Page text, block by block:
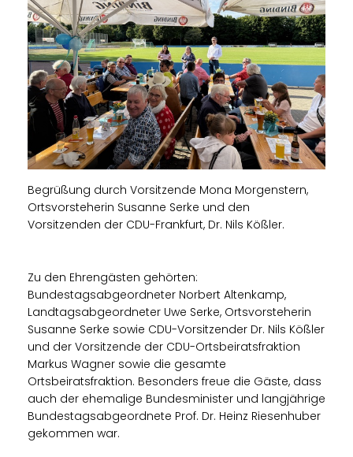
Begrüßung durch Vorsitzende Mona Morgenstern,
Ortsvorsteherin Susanne Serke und den
Vorsitzenden der CDU-Frankfurt, Dr. Nils Kößler.
Zu den Ehrengästen gehörten:
Bundestagsabgeordneter Norbert Altenkamp,
Landtagsabgeordneter Uwe Serke, Ortsvorsteherin
Susanne Serke sowie CDU-Vorsitzender Dr. Nils Kößler
und der Vorsitzende der CDU-Ortsbeiratsfraktion
Markus Wagner sowie die gesamte
Ortsbeiratsfraktion. Besonders freue die Gäste, dass
auch der ehemalige Bundesminister und langjährige
Bundestagsabgeordnete Prof. Dr. Heinz Riesenhuber
gekommen war.